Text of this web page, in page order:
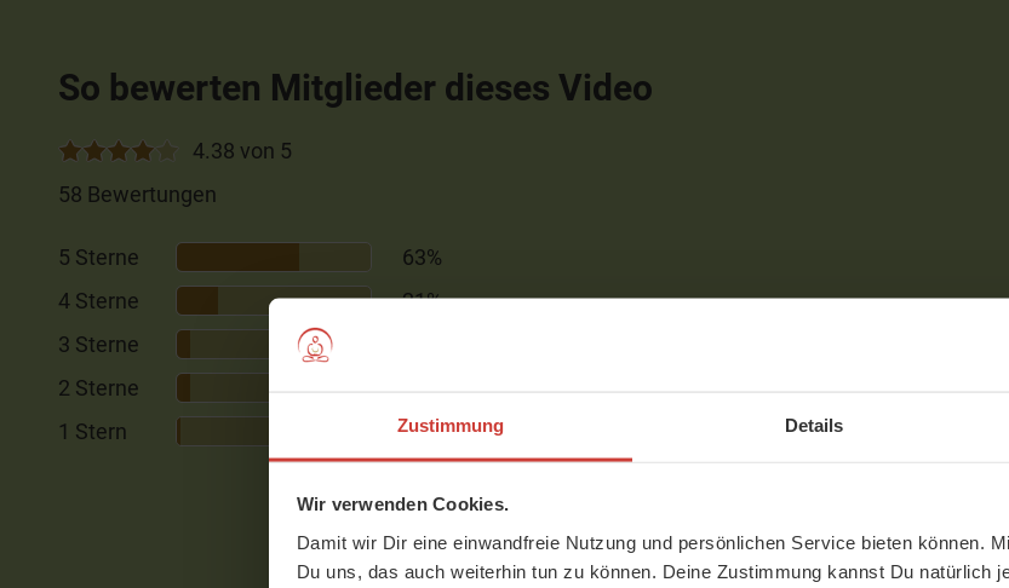
Zustimmung Details
Wir verwenden Cookies.
Damit wir Dir eine einwandfreie Nutzung und persönlichen Service bieten können.
Du uns, das auch weiterhin tun zu können. Deine Zustimmung kannst Du natürlich
So bewerten Mitglieder dieses Video
4.38 von 5
58 Bewertungen
5 Sterne
63%
4 Sterne
21%
3 Sterne
2 Sterne
1 Stern
2%